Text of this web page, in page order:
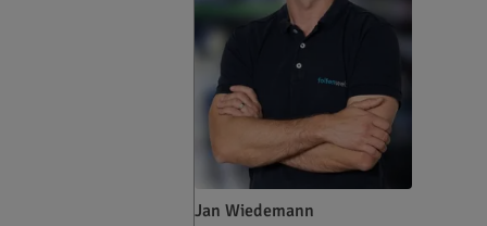
Jan Wiedemann